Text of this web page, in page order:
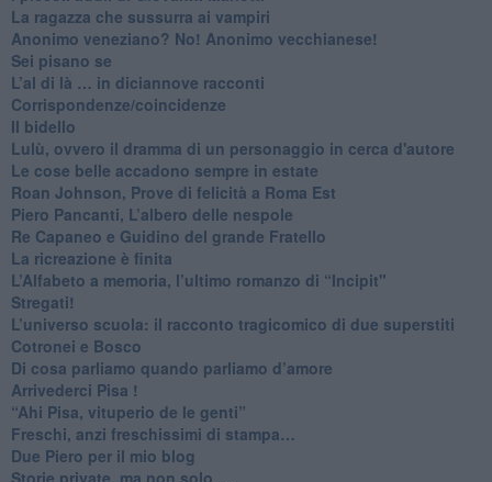
​La ragazza che sussurra ai vampiri
​Anonimo veneziano? No! Anonimo vecchianese!
​Sei pisano se
​L’al di là … in diciannove racconti
Corrispondenze/coincidenze
Il bidello
Lulù, ovvero il dramma di un personaggio in cerca d'autore
Le cose belle accadono sempre in estate
Roan Johnson, Prove di felicità a Roma Est
Piero Pancanti, L’albero delle nespole
Re Capaneo e Guidino del grande Fratello
La ricreazione è finita
​L’Alfabeto a memoria, l’ultimo romanzo di “Incipit"
​Stregati!
L’universo scuola: il racconto tragicomico di due superstiti
Cotronei e Bosco
Di cosa parliamo quando parliamo d’amore
Arrivederci Pisa !
​“Ahi Pisa, vituperio de le genti”
Freschi, anzi freschissimi di stampa…
​Due Piero per il mio blog
​Storie private, ma non solo …